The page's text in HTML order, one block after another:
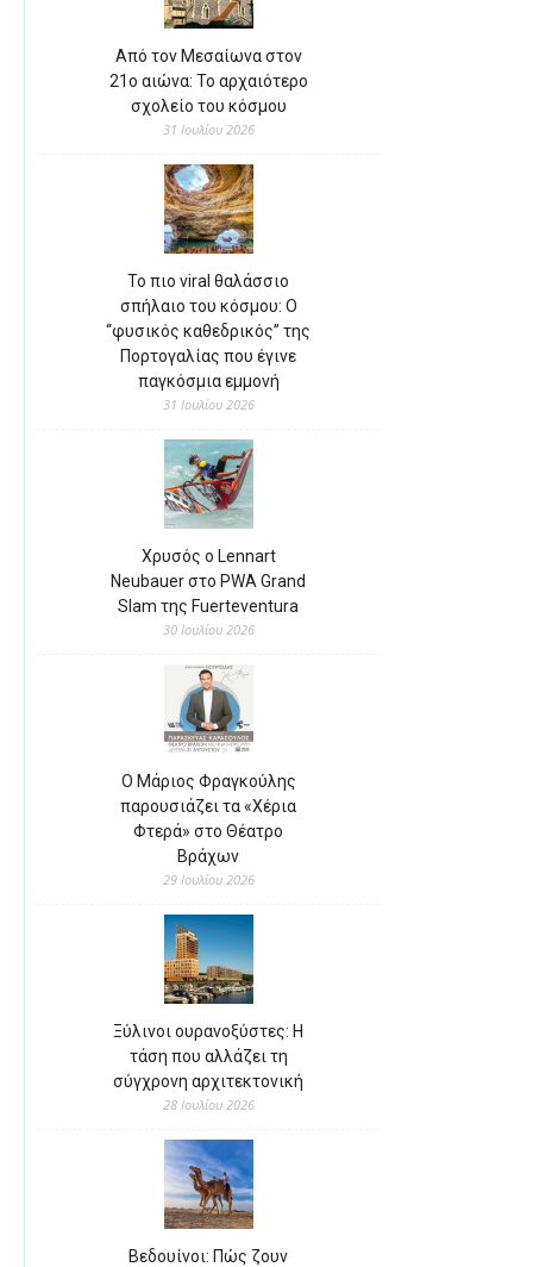
Από τον Μεσαίωνα στον
21ο αιώνα: Το αρχαιότερο
σχολείο του κόσμου
31 Ιουλίου 2026
Το πιο viral θαλάσσιο
σπήλαιο του κόσμου: Ο
“φυσικός καθεδρικός” της
Πορτογαλίας που έγινε
παγκόσμια εμμονή
31 Ιουλίου 2026
Χρυσός ο Lennart
Neubauer στο PWA Grand
Slam της Fuerteventura
30 Ιουλίου 2026
Ο Μάριος Φραγκούλης
παρουσιάζει τα «Χέρια
Φτερά» στο Θέατρο
Βράχων
29 Ιουλίου 2026
Ξύλινοι ουρανοξύστες: Η
τάση που αλλάζει τη
σύγχρονη αρχιτεκτονική
28 Ιουλίου 2026
Βεδουίνοι: Πώς ζουν